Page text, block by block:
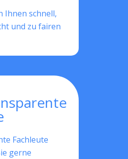
Ihnen schnell,
und zu fairen
Fachleute
gerne